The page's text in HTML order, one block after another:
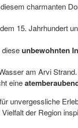
charmanten
15. Jahrhundert
dieseunbewohnten
am Arvi
eine
für unvergessliche
der Region